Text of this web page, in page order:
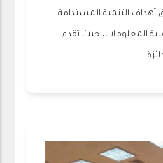
أﻫﺪاف اﻟﺘﻨﻤﻴﺔ اﻟﻤﺴﺘﺪاﻣﺔ
اﻟﻤﻌﻠﻮﻣﺎت، حيث ﺗﻘﺪم